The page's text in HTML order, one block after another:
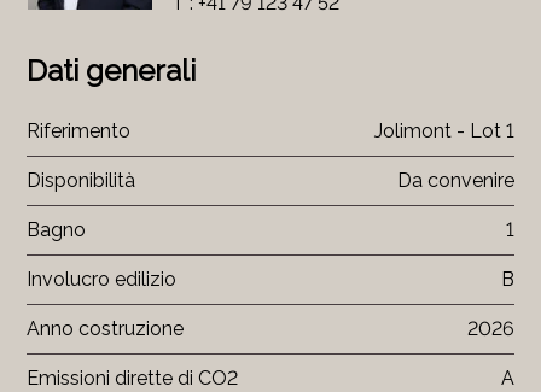
Dati generali
Riferimento Jolimont - Lot 1
Disponibilità Da convenire
Bagno 1
Involucro edilizio B
Anno costruzione 2026
Emissioni dirette di CO2 A